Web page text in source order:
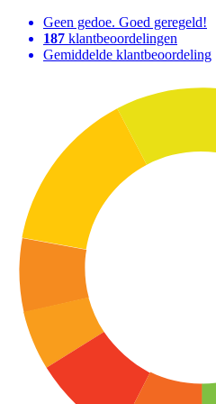
Geen gedoe. Goed geregeld!
187 klantbeoordelingen
Gemiddelde klantbeoordeling